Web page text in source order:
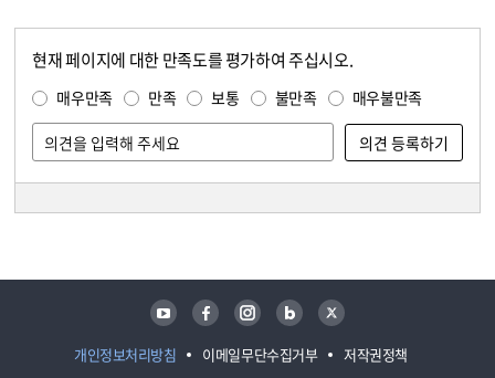
현재 페이지에 대한 만족도를 평가하여 주십시오.
매우만족 만족 보통 불만족 매우불만족
개인정보처리방침 이메일무단수집거부 저작권정책
유튜브 페이스북 인스타그램 블로그 트위터